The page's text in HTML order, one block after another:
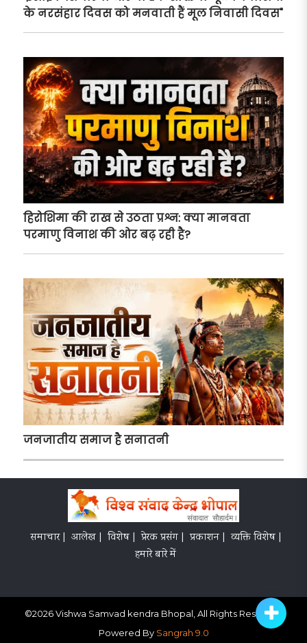
के नरसंहार दिवस को मनवाती हैं मूल निवासी दिवस"
हिरोशिमा की राख से उठता प्रश्न: क्या मानवता
परमाणु विनाश की ओर बढ़ रही है?
जनजातीय समाज है सनातनी
समाचार | आलेख | विशेष | प्रेरक प्रसंग | प्रकाशन |
व्यक्ति विशेष |
हमारे बारे में
©2026Vishwa Samvad kendra Bhopal, All Rights Reserved
Powered By Sangrah 9.0